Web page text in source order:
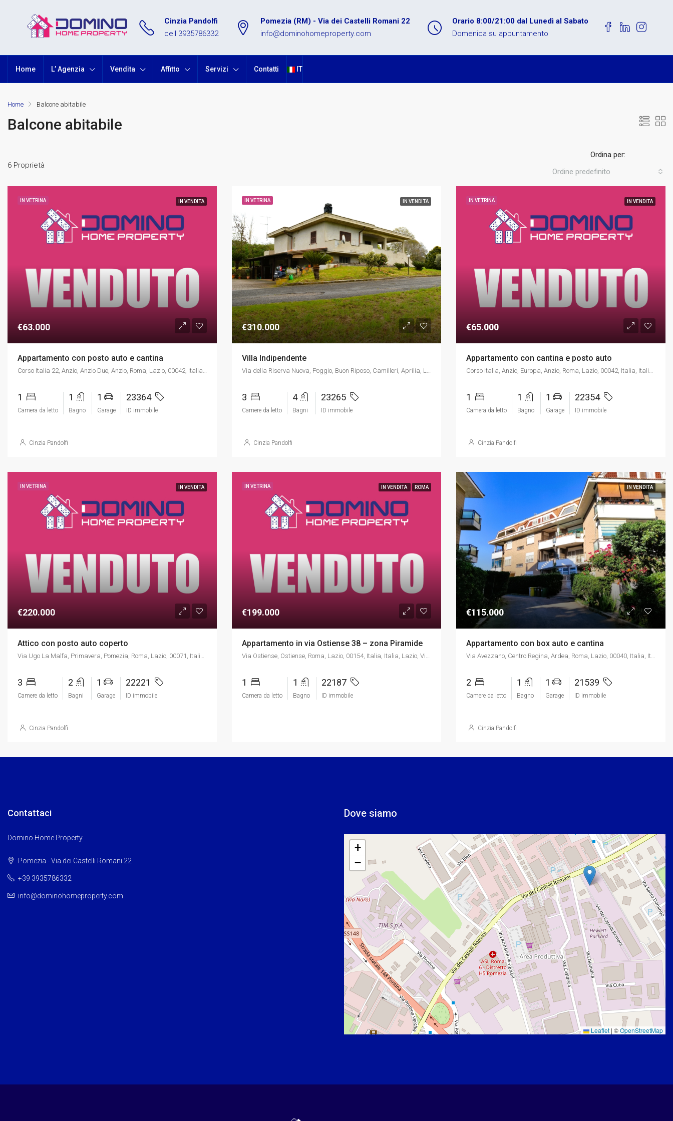
Cinzia Pandolfi
cell 3935786332
Pomezia (RM) - Via dei Castelli Romani 22
info@dominohomeproperty.com
Orario 8:00/21:00 dal Lunedì al Sabato
Domenica su appuntamento
Home L’ Agenzia Vendita Affitto Servizi Contatti IT
Home Balcone abitabile
Balcone abitabile
6 Proprietà
Ordina per:
Ordine predefinito
IN VETRINA IN VENDITA
€63.000
Appartamento con posto auto e cantina
1
Camera da letto
1
Bagno
1
Garage
23364
ID immobile
Cinzia Pandolfi
IN VETRINA IN VENDITA
€310.000
Villa Indipendente
3
Camere da letto
4
Bagni
23265
ID immobile
Cinzia Pandolfi
IN VETRINA IN VENDITA
€65.000
Appartamento con cantina e posto auto
1
Camera da letto
1
Bagno
1
Garage
22354
ID immobile
Cinzia Pandolfi
IN VETRINA IN VENDITA
€220.000
Attico con posto auto coperto
Via Ugo La Malfa, Primavera, Pomezia, Roma, Lazio, 00071, Italia, Italia, Lazio, Via Ugo La Malfa, Primavera, Pomezia, Roma, Lazio, 00071, Italia
3
Camere da letto
2
Bagni
1
Garage
22221
ID immobile
Cinzia Pandolfi
IN VETRINA IN VENDITA ROMA
€199.000
Appartamento in via Ostiense 38 – zona Piramide
Via Ostiense, Ostiense, Roma, Lazio, 00154, Italia, Italia, Lazio, Via Ostiense, Ostiense, Roma, Lazio, 00154, Italia, Roma
1
Camera da letto
1
Bagno
22187
ID immobile
IN VENDITA
€115.000
Appartamento con box auto e cantina
Via Avezzano, Centro Regina, Ardea, Roma, Lazio, 00040, Italia, Italia, Via Avezzano, Centro Regina, Ardea, Roma, Lazio, 00040, Italia
2
Camere da letto
1
Bagno
1
Garage
21539
ID immobile
Cinzia Pandolfi
Contattaci
Domino Home Property
Pomezia - Via dei Castelli Romani 22
+39 3935786332
info@dominohomeproperty.com
Dove siamo
+
−
Leaflet | ©OpenStreetMap